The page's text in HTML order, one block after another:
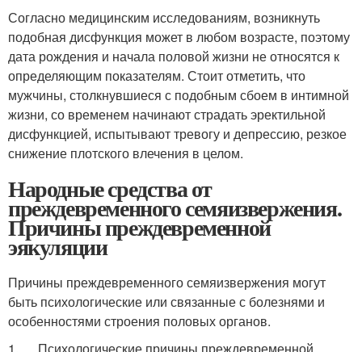
Согласно медицинским исследованиям, возникнуть
подобная дисфункция может в любом возрасте, поэтому
дата рождения и начала половой жизни не относятся к
определяющим показателям. Стоит отметить, что
мужчины, столкнувшиеся с подобным сбоем в интимной
жизни, со временем начинают страдать эректильной
дисфункцией, испытывают тревогу и депрессию, резкое
снижение плотского влечения в целом.
Народные средства от
преждевременного семяизвержения.
Причины преждевременной
эякуляции
Причины преждевременного семяизвержения могут
быть психологические или связанные с болезнями и
особенностями строения половых органов.